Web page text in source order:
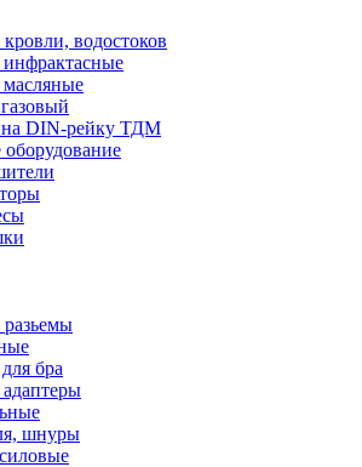
водостоков
масляные
на DIN-рейку ТДМ
бра
адаптеры
шнуры